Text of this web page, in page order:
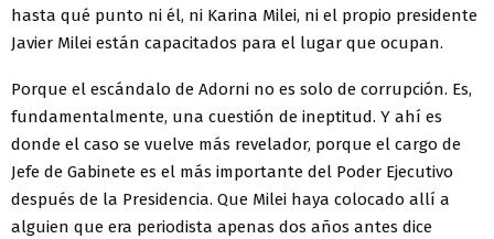
hasta qué punto ni él, ni Karina Milei, ni el propio presidente
Javier Milei están capacitados para el lugar que ocupan.
Porque el escándalo de Adorni no es solo de corrupción. Es,
fundamentalmente, una cuestión de ineptitud. Y ahí es
donde el caso se vuelve más revelador, porque el cargo de
Jefe de Gabinete es el más importante del Poder Ejecutivo
después de la Presidencia. Que Milei haya colocado allí a
alguien que era periodista apenas dos años antes dice